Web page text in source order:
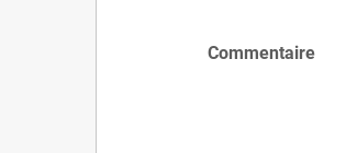
Commentaire